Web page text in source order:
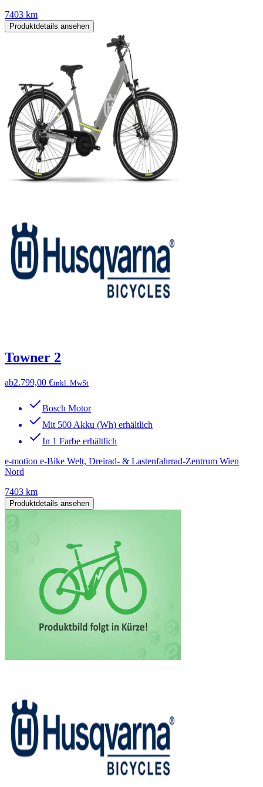
7403 km
Produktdetails ansehen
Towner 2
ab2.799,00 €inkl. MwSt
Bosch Motor
Mit 500 Akku (Wh) erhältlich
In 1 Farbe erhältlich
e-motion e-Bike Welt, Dreirad- & Lastenfahrrad-Zentrum Wien
Nord
7403 km
Produktdetails ansehen